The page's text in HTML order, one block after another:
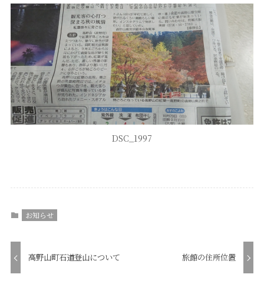
DSC_1997
お知らせ
高野山町石道登山について 旅館の住所位置